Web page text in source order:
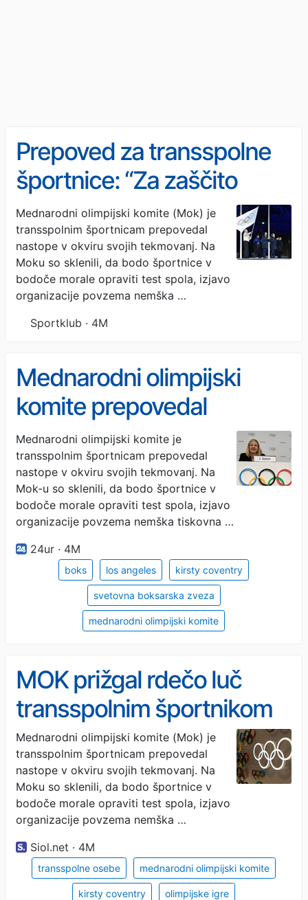
Prepoved za transspolne
športnice: “Za zaščito
ženskega športa”
Mednarodni olimpijski komite (Mok) je
transspolnim športnicam prepovedal
nastope v okviru svojih tekmovanj. Na
Moku so sklenili, da bodo športnice v
bodoče morale opraviti test spola, izjavo
organizacije povzema nemška …
Sportklub · 4M
Mednarodni olimpijski
komite prepovedal
nastope transspolnim
športnicam
Mednarodni olimpijski komite je
transspolnim športnicam prepovedal
nastope v okviru svojih tekmovanj. Na
Mok-u so sklenili, da bodo športnice v
bodoče morale opraviti test spola, izjavo
organizacije povzema nemška tiskovna …
24ur · 4M
boks los angeles kirsty coventry
svetovna boksarska zveza
mednarodni olimpijski komite
MOK prižgal rdečo luč
transspolnim športnikom
Mednarodni olimpijski komite (Mok) je
transspolnim športnicam prepovedal
nastope v okviru svojih tekmovanj. Na
Moku so sklenili, da bodo športnice v
bodoče morale opraviti test spola, izjavo
organizacije povzema nemška …
Siol.net · 4M
transspolne osebe mednarodni olimpijski komite
kirsty coventry olimpijske igre